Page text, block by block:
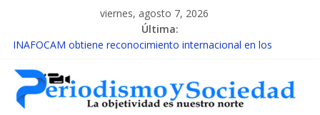
viernes, agosto 7, 2026
Última:
INAFOCAM obtiene reconocimiento internacional en los
15 de febrero de cada año es Día Nacional de la lucha contra el
cáncer infantil
EL ENFOQUE UNILATERAL DE LA COALICIÓN